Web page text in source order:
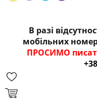
В разі
мобільних
ПРОСИМО